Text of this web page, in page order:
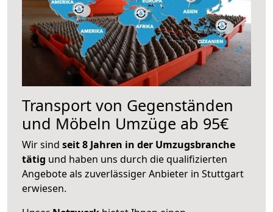
Transport von Gegenständen
und Möbeln Umzüge ab 95€
Wir sind seit 8 Jahren in der Umzugsbranche
tätig und haben uns durch die qualifizierten
Angebote als zuverlässiger Anbieter in Stuttgart
erwiesen.